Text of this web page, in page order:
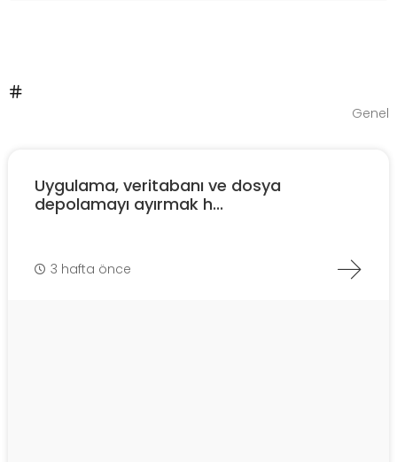
Genel
Uygulama, veritabanı ve dosya
depolamayı ayırmak h...
3 hafta önce